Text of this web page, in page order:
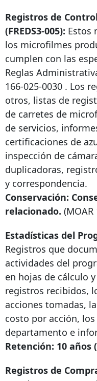
Registros de
(FREDS3-005): Estos
los microfilmes
cumplen con las
Reglas
166-025-0030 . Los
otros, listas de
de carretes de
de servicios,
certificaciones de
inspección de
duplicadoras,
y correspondencia.
Conservación:
relacionado. (MOAR
Estadísticas del
Registros que
actividades del
en hojas de cálculo
registros recibidos,
acciones tomadas,
costo por acción,
departamento e
Retención: 10 años
Registros de